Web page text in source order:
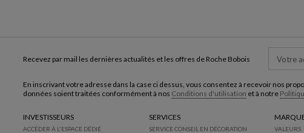
Recevez par mail les dernières actualités et les offres de Roche Bobois
En inscrivant votre adresse dans la case ci dessus, vous consentez à recevoir nos
données soient traitées conformément à nos Conditions d'utilisation et à notre
INVESTISSEURS
ACCÉDER À L'ESPACE DÉDIÉ
SERVICES
SERVICE CONSEIL EN DÉCORATION VALEURS